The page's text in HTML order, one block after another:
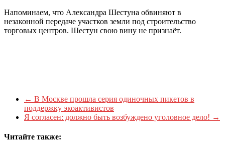
Напоминаем, что Александра Шестуна обвиняют в
незаконной передаче участков земли под строительство
торговых центров. Шестун свою вину не признаёт.
← В Москве прошла серия одиночных пикетов в
поддержку экоактивистов
Я согласен: должно быть возбуждено уголовное дело! →
Читайте также: